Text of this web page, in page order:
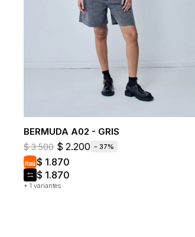
BERMUDA A02 - GRIS
+ 1 variantes
$ 3.500 $ 2.200 37
$ 1.870
$ 1.870